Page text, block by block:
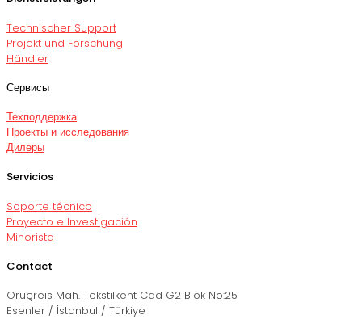
Technischer Support
Projekt und Forschung
Händler
Сервисы
Техподдержка
Проекты и исследования
Дилеры
Servicios
Soporte técnico
Proyecto e Investigación
Minorista
Contact
Oruçreis Mah. Tekstilkent Cad G2 Blok No:25
Esenler / İstanbul / Türkiye